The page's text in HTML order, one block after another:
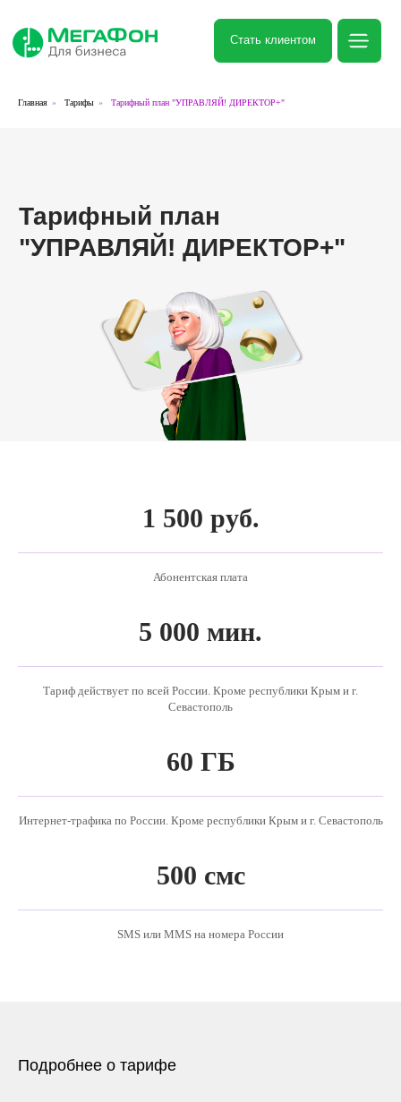
Главная » Тарифы » Тарифный план "УПРАВЛЯЙ! ДИРЕКТОР+"
1 500 руб.
Абонентская плата
5 000 мин.
Тариф действует по всей России. Кроме республики Крым и г.
Севастополь
60 ГБ
Интернет-трафика по России. Кроме республики Крым и г. Севастополь
500 смс
SMS или MMS на номера России
Подробнее о тарифе